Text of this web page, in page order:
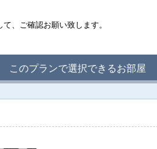
、ご確認お願い致します。
このプランで選択できるお部屋